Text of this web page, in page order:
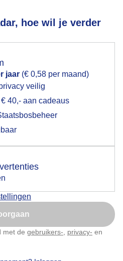
hoe wil je verder
jaar (€ 0,58 per maand)
veilig
40,- aan cadeaus
met de gebruikers- privacy- en
(in de middag grotendeels
2026, 18x bekeken
gebruiken voor het
akkoord op hebt gegeven,
up uit je browser waarin
de popup
later
aan te passen